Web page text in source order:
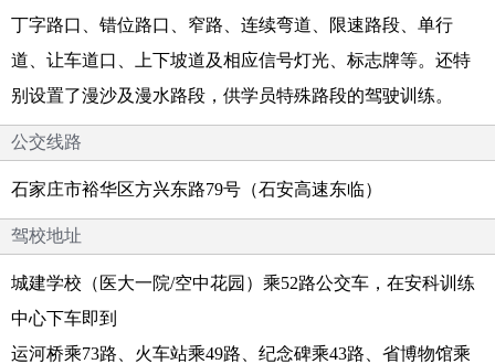
丁字路口、错位路口、窄路、连续弯道、限速路段、单行
道、让车道口、上下坡道及相应信号灯光、标志牌等。还特
别设置了漫沙及漫水路段，供学员特殊路段的驾驶训练。
公交线路
石家庄市裕华区方兴东路79号（石安高速东临）
驾校地址
城建学校（医大一院/空中花园）乘52路公交车，在安科训练
中心下车即到
运河桥乘73路、火车站乘49路、纪念碑乘43路、省博物馆乘